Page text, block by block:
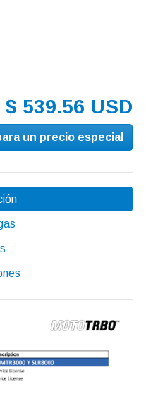
$ 539.56 USD
un precio especial